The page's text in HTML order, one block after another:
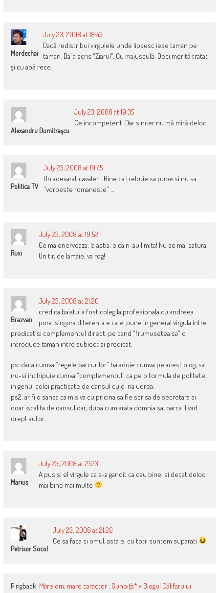
Mordechai
July 23, 2008 at 18:43
Dacă redistribui virgulele unde lipsesc iese taman pe
taman. Da’ a scris “Ziarul”. Cu majusculă. Deci merită tratat
şi cu apă rece.
Alexandru Dumitraşcu
July 23, 2008 at 19:35
Ce incompetent. Dar sincer nu mă miră deloc.
Politica TV
July 23, 2008 at 19:45
Un adevarat cavaler… Bine ca trebuie sa pupe si nu sa
“vorbeste romaneste” …
Ruxi
July 23, 2008 at 19:52
Ce ma enerveaza, la astia, e ca n-au limita! Nu se mai satura!
Un tir, de lamaie, va rog!
Brazvan
July 23, 2008 at 21:20
cred ca baiatu’ a fost coleg la profesionala cu andreea
pora. singura diferenta e ca el pune in general virgula intre
predicat si complementul direct, pe cand “frumusetea sa” o
introduce taman intre subiect si predicat.
ps: daca cumva “regele parcurilor” haladuie cumva pe acest blog, sa
nu-si inchipuie cumva “complementul” ca pe o formula de politete,
in genul celei practicate de dansul cu d-na udrea.
ps2: ar fi o sansa ca misiva cu pricina sa fie scrisa de secretara si
doar iscalita de dansul,dar, dupa cum arata domnia sa, parca il vad
drept autor…
Marius
July 23, 2008 at 21:23
A pus si el virgule ca s-a gandit ca dau bine, si decat deloc
mai bine mai multe
Petrisor Socol
July 23, 2008 at 21:26
Ce sa faca si omul, asta e, cu totii suntem suparati
Pingback: Mare om, mare caracter : Gunoiţă* « Blogul Călifarului